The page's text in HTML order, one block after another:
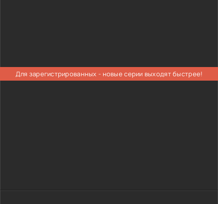
Для зарегистрированных - новые серии выходят быстрее!